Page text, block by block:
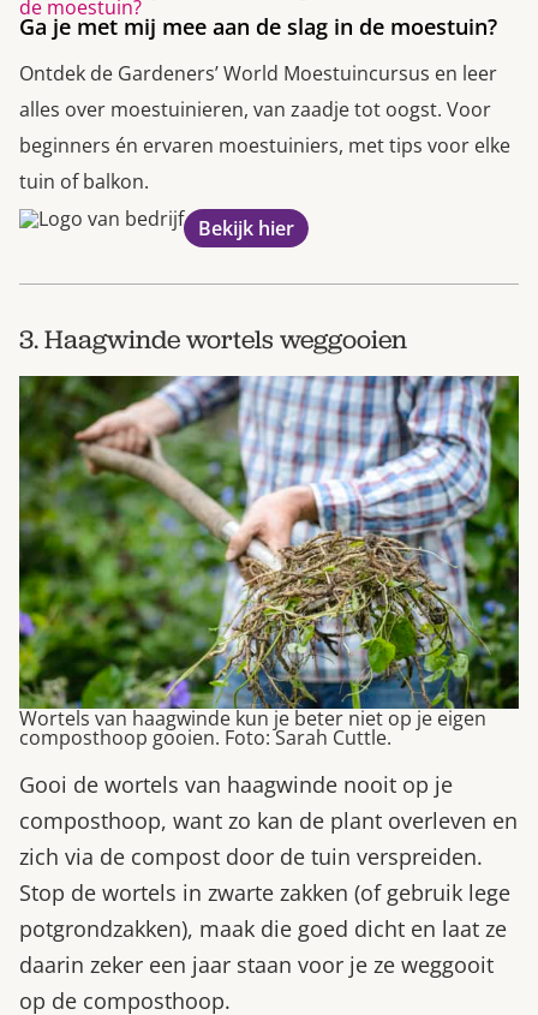
Ga je met mij mee aan de slag in de moestuin?
Ontdek de Gardeners’ World Moestuincursus en leer
alles over moestuinieren, van zaadje tot oogst. Voor
beginners én ervaren moestuiniers, met tips voor elke
tuin of balkon.
Bekijk hier
3. Haagwinde wortels weggooien
Wortels van haagwinde kun je beter niet op je eigen
composthoop gooien. Foto: Sarah Cuttle.
Gooi de wortels van haagwinde nooit op je
composthoop, want zo kan de plant overleven en
zich via de compost door de tuin verspreiden.
Stop de wortels in zwarte zakken (of gebruik lege
potgrondzakken), maak die goed dicht en laat ze
daarin zeker een jaar staan voor je ze weggooit
op de composthoop.